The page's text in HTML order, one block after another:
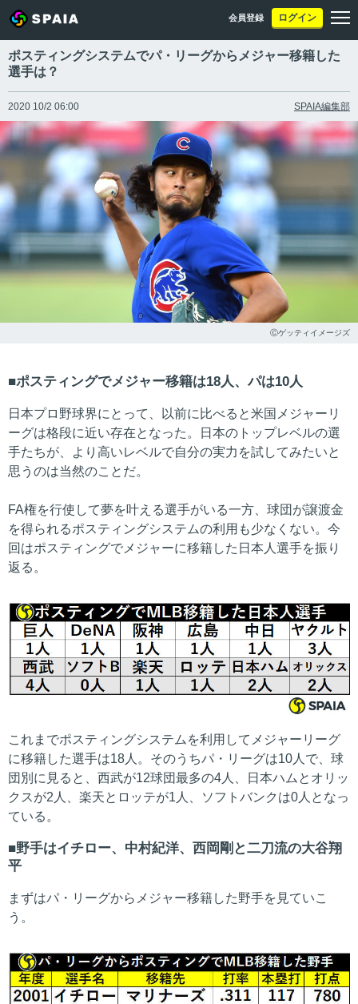
会員登録 ログイン
ポスティングシステムでパ・リーグからメジャー移籍した
選手は？
2020 10/2 06:00 SPAIA編集部
Ⓒゲッティイメージズ
ポスティングでメジャー移籍は18人、パは10人
日本プロ野球界にとって、以前に比べると米国メジャーリ
ーグは格段に近い存在となった。日本のトップレベルの選
手たちが、より高いレベルで自分の実力を試してみたいと
思うのは当然のことだ。
FA権を行使して夢を叶える選手がいる一方、球団が譲渡金
を得られるポスティングシステムの利用も少なくない。今
回はポスティングでメジャーに移籍した日本人選手を振り
返る。
これまでポスティングシステムを利用してメジャーリーグ
に移籍した選手は18人。そのうちパ・リーグは10人で、球
団別に見ると、西武が12球団最多の4人、日本ハムとオリッ
クスが2人、楽天とロッテが1人、ソフトバンクは0人となっ
ている。
野手はイチロー、中村紀洋、西岡剛と二刀流の大谷翔
平
まずはパ・リーグからメジャー移籍した野手を見ていこ
う。